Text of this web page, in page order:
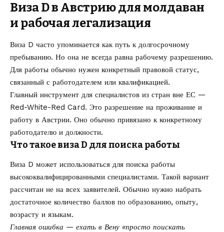
Виза D в Австрию для молдаван
и рабочая легализация
Виза D часто упоминается как путь к долгосрочному
пребыванию. Но она не всегда равна рабочему разрешению.
Для работы обычно нужен конкретный правовой статус,
связанный с работодателем или квалификацией.
Главный инструмент для специалистов из стран вне ЕС —
Red-White-Red Card. Это разрешение на проживание и
работу в Австрии. Оно обычно привязано к конкретному
работодателю и должности.
Что такое виза D для поиска работы
Виза D может использоваться для поиска работы
высококвалифицированными специалистами. Такой вариант
рассчитан не на всех заявителей. Обычно нужно набрать
достаточное количество баллов по образованию, опыту,
возрасту и языкам.
Главная ошибка — ехать в Вену «просто поискать